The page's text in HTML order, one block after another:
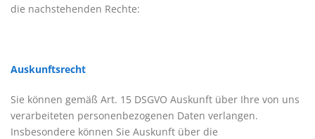
die nachstehenden Rechte:
Auskunftsrecht
Sie können gemäß Art. 15 DSGVO Auskunft über Ihre von uns
verarbeiteten personenbezogenen Daten verlangen.
Insbesondere können Sie Auskunft über die